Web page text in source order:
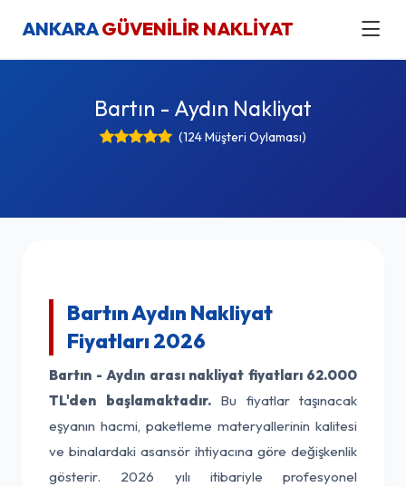
ANKARAGÜVENİLİR NAKLİYAT
Bartın - Aydın Nakliyat
(124 Müşteri Oylaması)
Bartın Aydın Nakliyat
Fiyatları 2026
Bartın - Aydın arası nakliyat fiyatları 62.000
TL'den başlamaktadır.Bu fiyatlar taşınacak
eşyanın hacmi, paketleme materyallerinin kalitesi
ve binalardaki asansör ihtiyacına göre değişkenlik
gösterir. 2026 yılı itibariyle profesyonel